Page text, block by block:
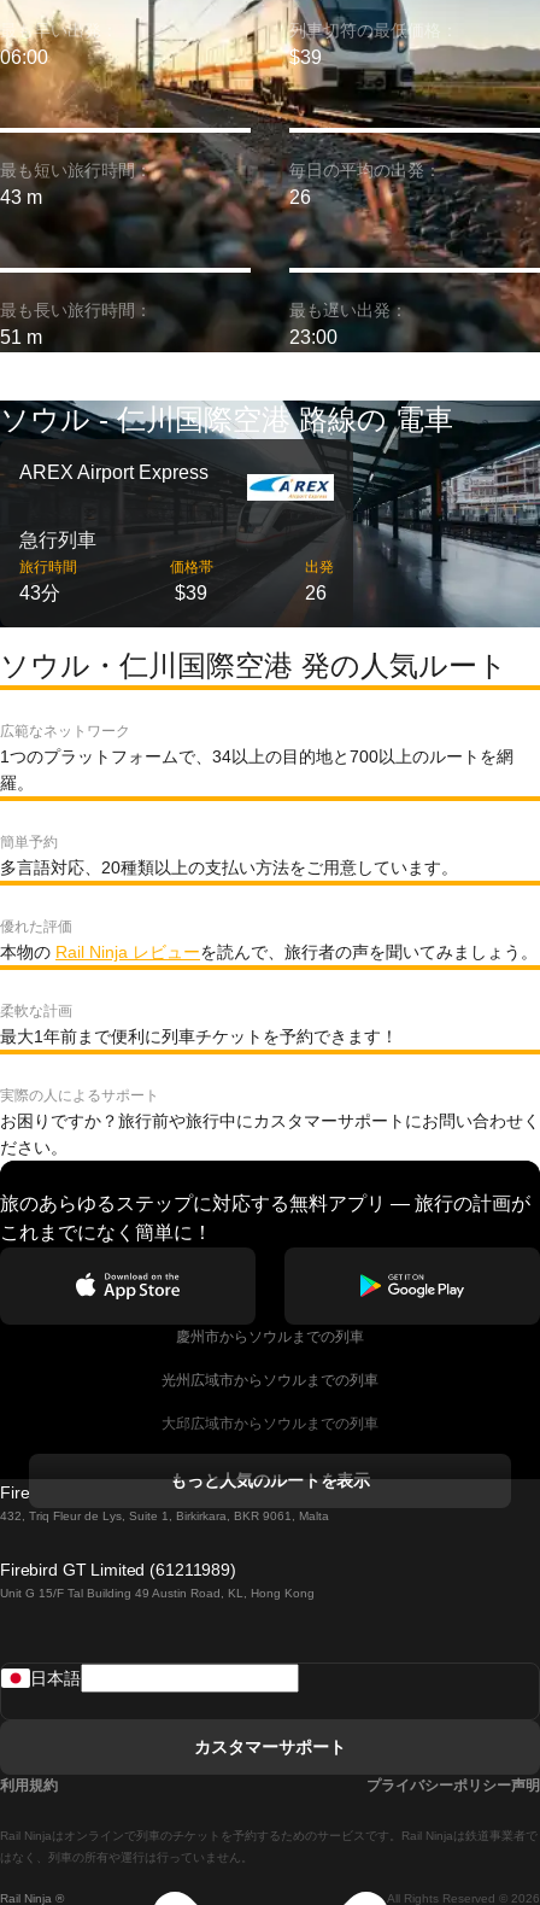
最も短い旅行時間：
43 m
最も早い出発：
06:00
最も長い旅行時間：
51 m
列車切符の最低価格：
$39
毎日の平均の出発：
26
最も遅い出発：
23:00
ソウル - 仁川国際空港 路線の 電車
AREX Airport Express
急行列車
旅行時間
43分
価格帯
$39
出発
26
ソウル・仁川国際空港 発の人気ルート
広範なネットワーク
1つのプラットフォームで、34以上の目的地と700以上のルートを網
羅。
簡単予約
多言語対応、20種類以上の支払い方法をご用意しています。
優れた評価
本物の Rail Ninja レビューを読んで、旅行者の声を聞いてみましょう。
柔軟な計画
最大1年前まで便利に列車チケットを予約できます！
実際の人によるサポート
お困りですか？旅行前や旅行中にカスタマーサポートにお問い合わせく
ださい。
旅のあらゆるステップに対応する無料アプリ — 旅行の計画が
これまでになく簡単に！
慶州市からソウルまでの列車
光州広域市からソウルまでの列車
大邱広域市からソウルまでの列車
ダブリンからゴールウェイまでの列車
ローマからナポリまでの列車
マドリードからセビリアまでの列車
マドリードからアリカンテまでの列車
もっと人気のルートを表示
Firebird GT Limited (OC 1451)
432, Triq Fleur de Lys, Suite 1, Birkirkara, BKR 9061, Malta
Firebird GT Limited (61211989)
Unit G 15/F Tal Building 49 Austin Road, KL, Hong Kong
Rail Ninja ® All Rights Reserved © 2026
Rail Ninjaはオンラインで列車のチケットを予約するためのサービスです。Rail Ninjaは鉄道事業者で
はなく、列車の所有や運行は行っていません。
日本語
カスタマーサポート
利用規約 プライバシーポリシー声明